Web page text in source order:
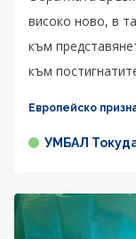
високо ново, в
към
към
Европейско
УМБАЛ